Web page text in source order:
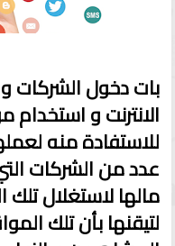
بات دخول الشركات
الانترنت و
للاستفادة منه
عدد من الشركات
مالها لاستغلال تلك
لتيقنها بأن تلك